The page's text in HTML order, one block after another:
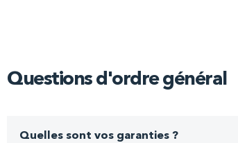
Questions d'ordre général
Quelles sont vos garanties ?